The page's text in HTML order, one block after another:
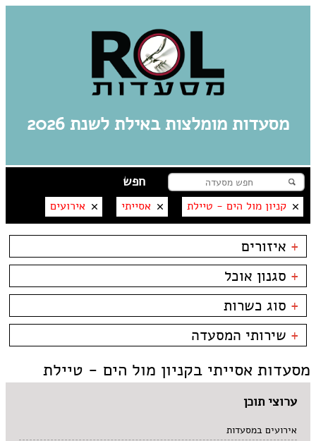
מסעדות מומלצות באילת לשנת 2026
קניון מול הים - טיילת אסייתי אירועים
+ איזורים
אילת
מרינה
פארק אופירה
פארק הקרח
קניון מול הים - טיילת
+ סגנון אוכל
בשרים
דגים
צמחוני/טבעוני
פירות ים
סושי
אוכל ביתי
אסייתי
בית קפה
טאפאס בר
סיני
+ סוג כשרות
כשרות
כשר למהדרין
+ שירותי המסעדה
משלוחים
מסעדות אסייתי בקניון מול הים - טיילת
ערוצי תוכן
אירועים במסעדות